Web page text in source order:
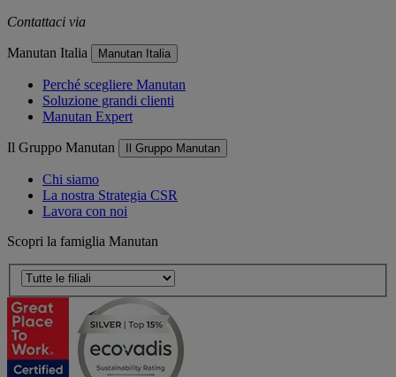
Contattaci via
Manutan Italia Manutan Italia
Perché scegliere Manutan
Soluzione grandi clienti
Manutan Expert
Il Gruppo Manutan Il Gruppo Manutan
Chi siamo
La nostra Strategia CSR
Lavora con noi
Scopri la famiglia Manutan